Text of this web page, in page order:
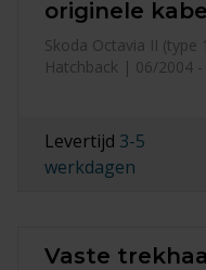
originele
Skoda Octavia II (type
Hatchback | 06/2004
Levertijd 3-5
werkdagen
Vaste